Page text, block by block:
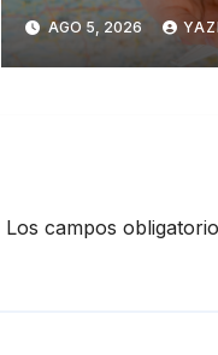
dentro y
AGO 5, 2026
Los campos